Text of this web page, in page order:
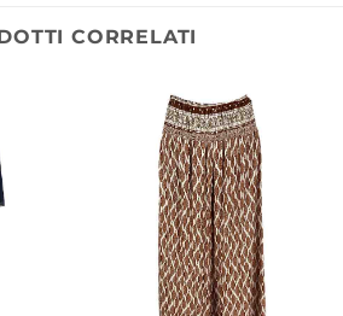
CORRELATI